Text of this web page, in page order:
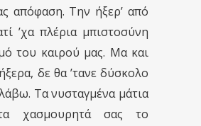
απόφαση. Την ήξερ’ από
’χα πλέρια μπιστοσύνη
του καιρού μας. Μα και
δε θα ’τανε δύσκολο
Τα νυσταγμένα μάτια
χασμουρητά σας το